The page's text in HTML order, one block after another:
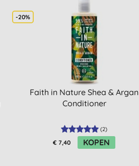
-20%
Faith in Nature Shea & Argan
Conditioner
(2)
€ 7,40 KOPEN